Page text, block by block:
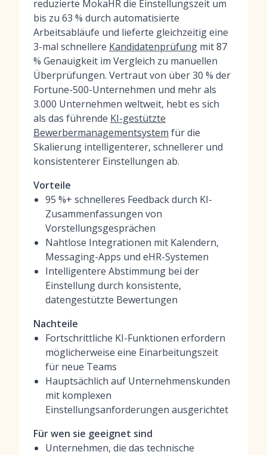
reduzierte MokaHR die Einstellungszeit um
bis zu 63 % durch automatisierte
Arbeitsabläufe und lieferte gleichzeitig eine
3-mal schnellere Kandidatenprüfung mit 87
% Genauigkeit im Vergleich zu manuellen
Überprüfungen. Vertraut von über 30 % der
Fortune-500-Unternehmen und mehr als
3.000 Unternehmen weltweit, hebt es sich
als das führende KI-gestützte
Bewerbermanagementsystem für die
Skalierung intelligenterer, schnellerer und
konsistenterer Einstellungen ab.
Vorteile
95 %+ schnelleres Feedback durch KI-
Zusammenfassungen von
Vorstellungsgesprächen
Nahtlose Integrationen mit Kalendern,
Messaging-Apps und eHR-Systemen
Intelligentere Abstimmung bei der
Einstellung durch konsistente,
datengestützte Bewertungen
Nachteile
Fortschrittliche KI-Funktionen erfordern
möglicherweise eine Einarbeitungszeit
für neue Teams
Hauptsächlich auf Unternehmenskunden
mit komplexen
Einstellungsanforderungen ausgerichtet
Für wen sie geeignet sind
Unternehmen, die das technische